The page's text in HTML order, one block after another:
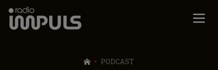
Radio Impuls
PODCAST